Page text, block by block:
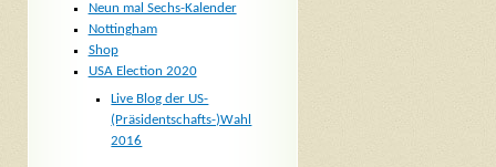
Neun mal Sechs-Kalender
Nottingham
Shop
USA Election 2020
Live Blog der US-
(Präsidentschafts-)Wahl
2016